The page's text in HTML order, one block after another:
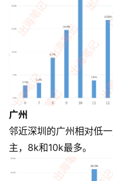
广州
邻近深圳的广州相对低
主，8k和10k最多。